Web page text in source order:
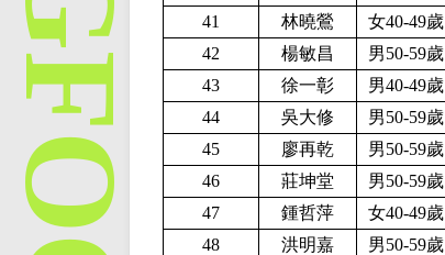
41
林曉鶯 女40-49歲
42
楊敏昌 男50-59歲
43
徐一彰 男40-49歲
44
吳大修 男50-59歲
45
廖再乾 男50-59歲
46
莊坤堂 男50-59歲
47
鍾哲萍 女40-49歲
48
洪明嘉 男50-59歲